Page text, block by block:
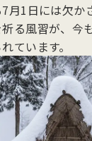
月1日には欠か
る風習が、今
ています。